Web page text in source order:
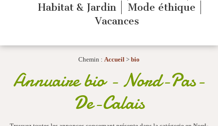
Habitat & Jardin
Mode éthique
Vacances
Chemin : Accueil > bio
Annuaire bio - Nord-Pas-
De-Calais